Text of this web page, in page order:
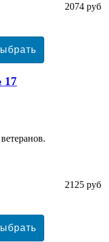
2074 руб
17
2125 руб